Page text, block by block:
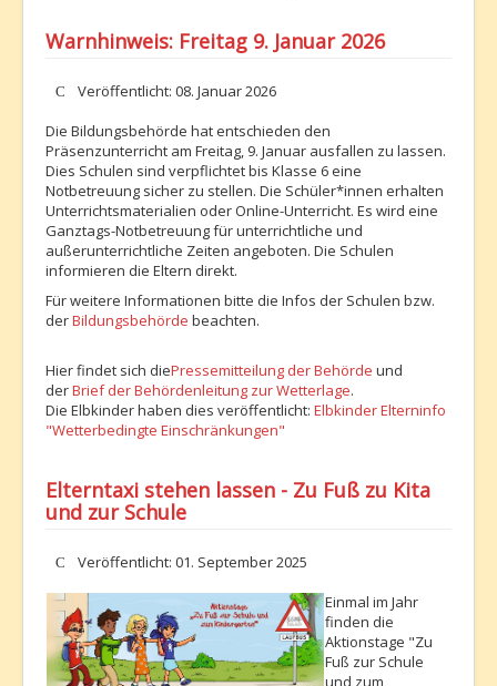
Warnhinweis: Freitag 9. Januar 2026
DetailsVeröffentlicht: 08. Januar 2026
Die Bildungsbehörde hat entschieden den
Präsenzunterricht am Freitag, 9. Januar ausfallen zu lassen.
Dies Schulen sind verpflichtet bis Klasse 6 eine
Notbetreuung sicher zu stellen. Die Schüler*innen erhalten
Unterrichtsmaterialien oder Online-Unterricht. Es wird eine
Ganztags-Notbetreuung für unterrichtliche und
außerunterrichtliche Zeiten angeboten. Die Schulen
informieren die Eltern direkt.
Für weitere Informationen bitte die Infos der Schulen bzw.
derBildungsbehörde beachten.
Hier findet sich diePressemitteilung der Behörde und
derBrief der Behördenleitung zur Wetterlage.
Die Elbkinder haben dies veröffentlicht: Elbkinder Elterninfo
"Wetterbedingte Einschränkungen"
Elterntaxi stehen lassen - Zu Fuß zu Kita
und zur Schule
DetailsVeröffentlicht: 01. September 2025
Einmal im Jahr
finden die
Aktionstage "Zu
Fuß zur Schule
und zum